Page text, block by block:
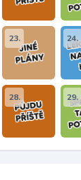
23. 24.
28. 29.